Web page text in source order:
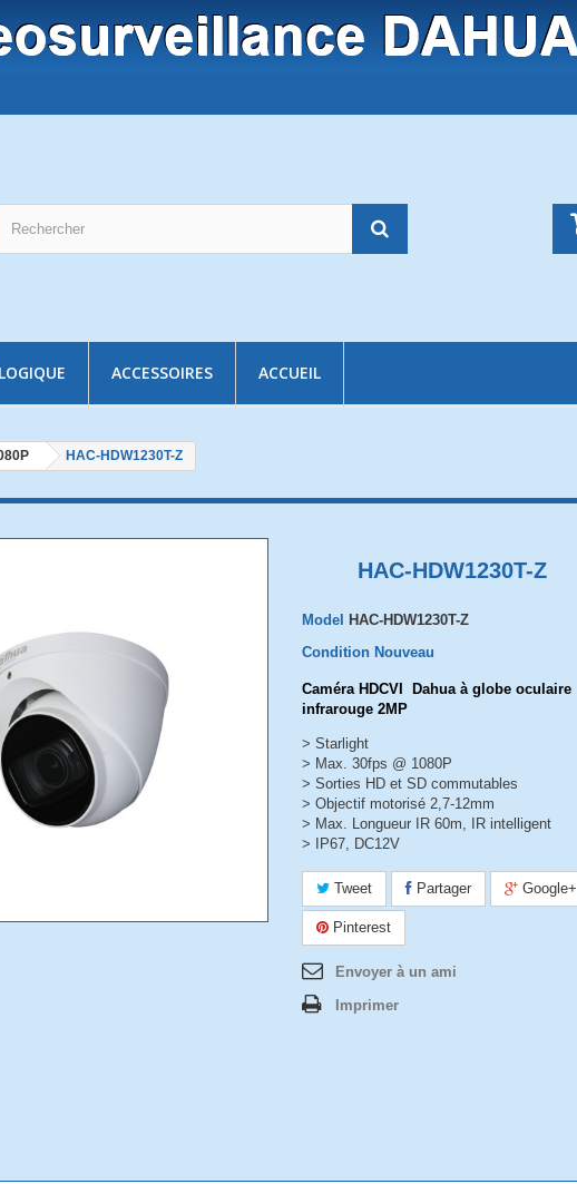
ACCESSOIRES ACCUEIL
HAC-HDW1230T-Z
HAC-HDW1230T-Z
Model
HAC-HDW1230T-Z
Condition Nouveau
Caméra HDCVI Dahua à globe oculaire
infrarouge 2MP
> Starlight
> Max. 30fps @ 1080P
> Sorties HD et SD commutables
> Objectif motorisé 2,7-12mm
> Max. Longueur IR 60m, IR intelligent
> IP67, DC12V
Tweet Partager Google+
Pinterest
Envoyer à un ami
Imprimer